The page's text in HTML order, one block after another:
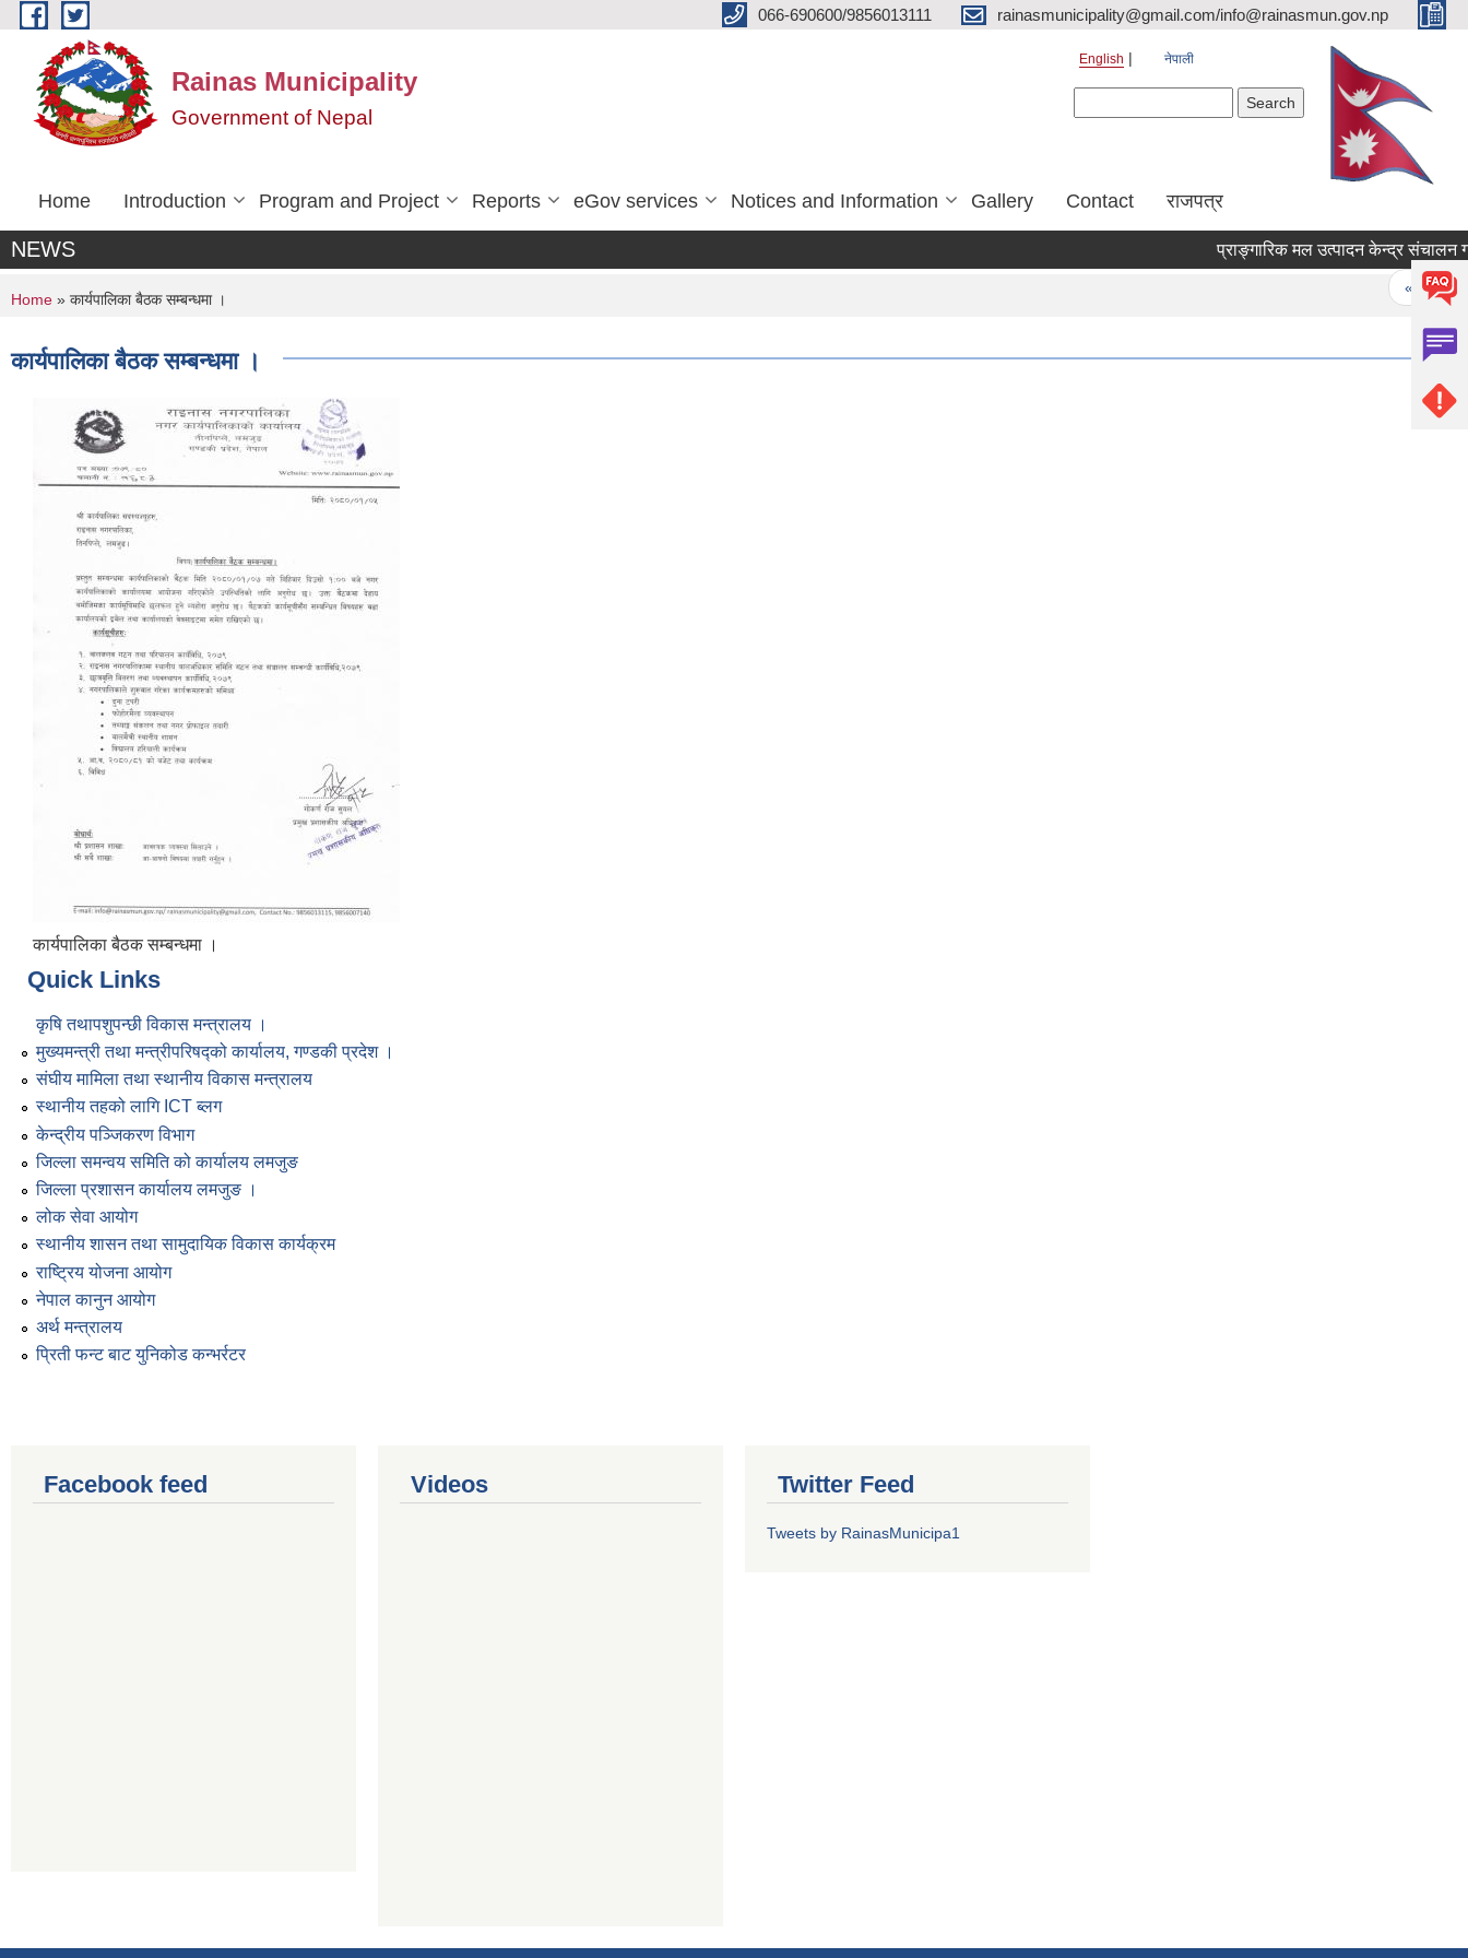
Skip to main content 066-690600/9856013111 rainasmunicipality@gmail.com/info@rainasmun.gov.np
Rainas Municipality
Government of Nepal
English नेपाली
Home Introduction Program and Project Reports eGov services Notices and Information Gallery Contact राजपत्र
NEWS
« first
You are here
Home » कार्यपालिका बैठक सम्बन्धमा ।
कार्यपालिका बैठक सम्बन्धमा ।
कार्यपालिका बैठक सम्बन्धमा ।
Quick Links
कृषि तथापशुपन्छी विकास मन्त्रालय ।
मुख्यमन्त्री तथा मन्त्रीपरिषद्को कार्यालय, गण्डकी प्रदेश ।
संघीय मामिला तथा स्थानीय विकास मन्त्रालय
स्थानीय तहको लागि ICT ब्लग
केन्द्रीय पञ्जिकरण विभाग
जिल्ला समन्वय समिति को कार्यालय लमजुङ
जिल्ला प्रशासन कार्यालय लमजुङ ।
लोक सेवा आयोग
स्थानीय शासन तथा सामुदायिक विकास कार्यक्रम
राष्ट्रिय योजना आयोग
नेपाल कानुन आयोग
अर्थ मन्त्रालय
प्रिती फन्ट बाट युनिकोड कन्भर्रटर
Facebook feed Videos Twitter Feed
Tweets by RainasMunicipa1